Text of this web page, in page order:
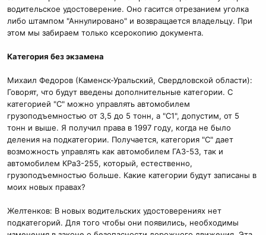
водительское удостоверение. Оно гасится отрезанием уголка
либо штампом "Аннулировано" и возвращается владельцу. При
этом мы забираем только ксерокопию документа.
Категория без экзамена
Михаил Федоров (Каменск-Уральский, Свердловской области):
Говорят, что будут введены дополнительные категории. С
категорией "С" можно управлять автомобилем
грузоподъемностью от 3,5 до 5 тонн, а "С1", допустим, от 5
тонн и выше. Я получил права в 1997 году, когда не было
деления на подкатегории. Получается, категория "С" дает
возможность управлять как автомобилем ГАЗ-53, так и
автомобилем КРаЗ-255, который, естественно,
грузоподъемностью больше. Какие категории будут записаны в
моих новых правах?
Желтенков: В новых водительских удостоверениях нет
подкатегорий. Для того чтобы они появились, необходимы